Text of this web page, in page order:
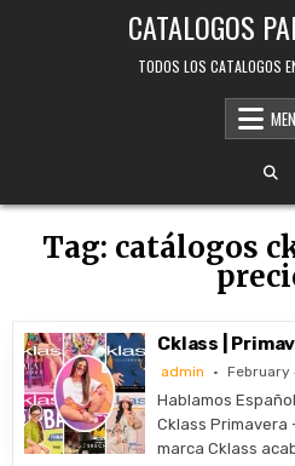
CATALOGOS
TODOS LOS CATALOGOS
Tag: catálogos
Cklass |
admin February
Hablamos
Cklass Primavera
marca Cklass